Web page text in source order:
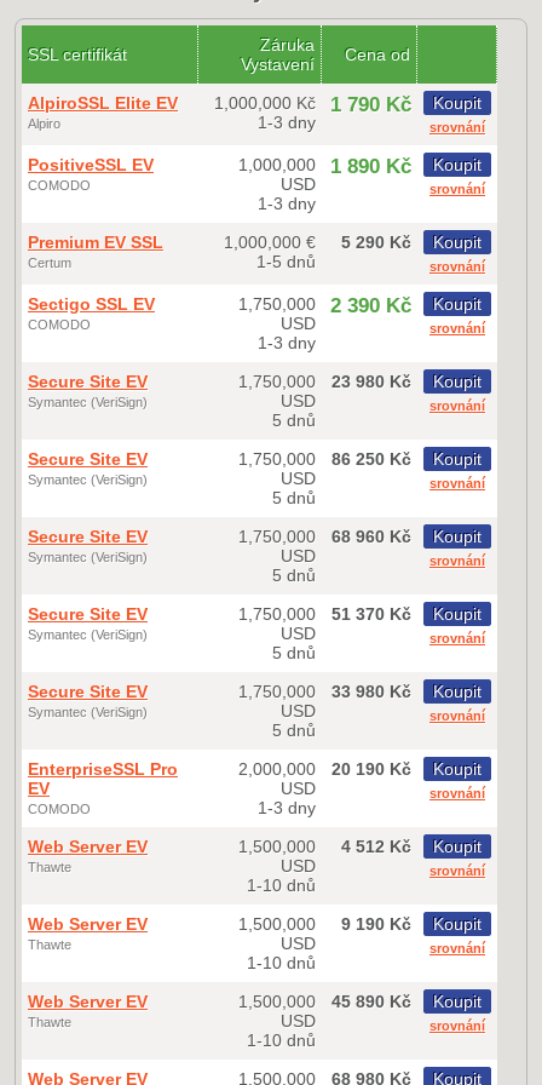
SSL certifikát
Záruka
Vystavení
Cena od
AlpiroSSL Elite EV
Alpiro
1,000,000 Kč
1-3 dny
1 790 Kč Koupit
srovnání
PositiveSSL EV
COMODO
1,000,000
USD
1-3 dny
1 890 Kč Koupit
srovnání
Premium EV SSL
Certum
1,000,000 €
1-5 dnů
5 290 Kč Koupit
srovnání
Sectigo SSL EV
COMODO
1,750,000
USD
1-3 dny
2 390 Kč Koupit
srovnání
Secure Site EV
Symantec (VeriSign)
1,750,000
USD
5 dnů
23 980 Kč Koupit
srovnání
Secure Site EV
Symantec (VeriSign)
1,750,000
USD
5 dnů
86 250 Kč Koupit
srovnání
Secure Site EV
Symantec (VeriSign)
1,750,000
USD
5 dnů
68 960 Kč Koupit
srovnání
Secure Site EV
Symantec (VeriSign)
1,750,000
USD
5 dnů
51 370 Kč Koupit
srovnání
Secure Site EV
Symantec (VeriSign)
1,750,000
USD
5 dnů
33 980 Kč Koupit
srovnání
EnterpriseSSL Pro
EV
COMODO
2,000,000
USD
1-3 dny
20 190 Kč Koupit
srovnání
Web Server EV
Thawte
1,500,000
USD
1-10 dnů
4 512 Kč Koupit
srovnání
Web Server EV
Thawte
1,500,000
USD
1-10 dnů
9 190 Kč Koupit
srovnání
Web Server EV
Thawte
1,500,000
USD
1-10 dnů
45 890 Kč Koupit
srovnání
Web Server EV 1,500,000 68 980 Kč Koupit